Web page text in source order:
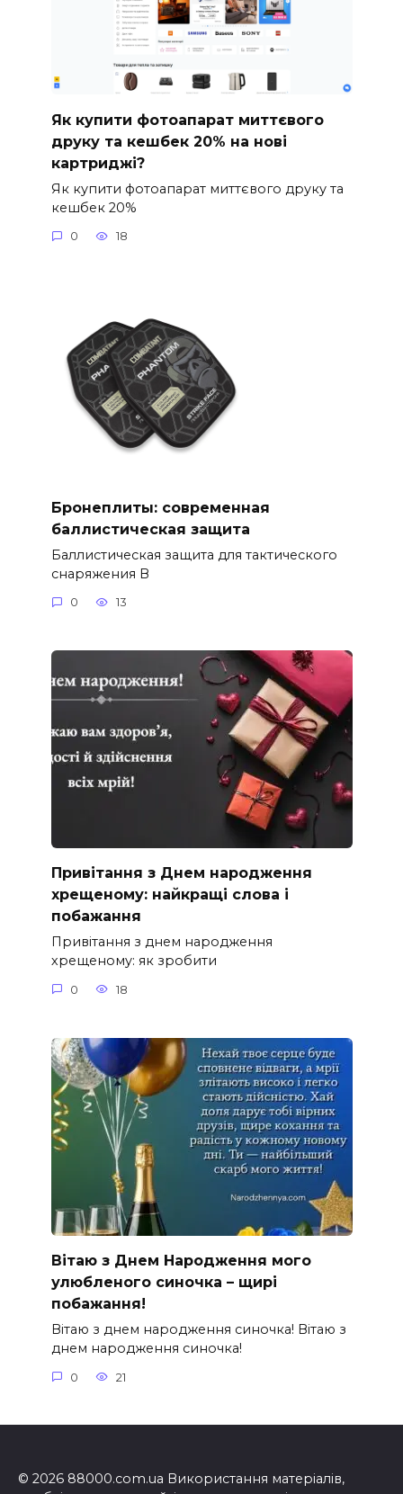
Як купити фотоапарат миттєвого
друку та кешбек 20% на нові
картриджі?
Як купити фотоапарат миттєвого друку та
кешбек 20%
0 18
Бронеплиты: современная
баллистическая защита
Баллистическая защита для тактического
снаряжения В
0 13
Привітання з Днем народження
хрещеному: найкращі слова і
побажання
Привітання з днем народження
хрещеному: як зробити
0 18
Вітаю з Днем Народження мого
улюбленого синочка – щирі
побажання!
Вітаю з днем народження синочка! Вітаю з
днем народження синочка!
0 21
© 2026 88000.com.ua Використання матеріалів,